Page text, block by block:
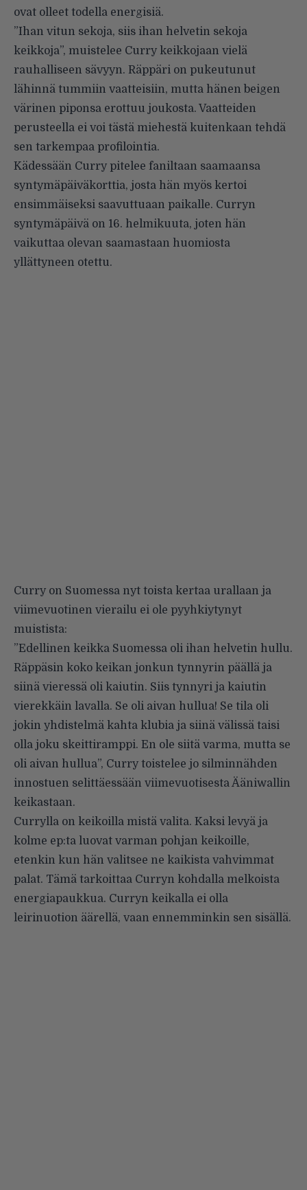
ovat olleet todella energisiä.
”Ihan vitun sekoja, siis ihan helvetin sekoja
keikkoja”, muistelee Curry keikkojaan vielä
rauhalliseen sävyyn. Räppäri on pukeutunut
lähinnä tummiin vaatteisiin, mutta hänen beigen
värinen piponsa erottuu joukosta. Vaatteiden
perusteella ei voi tästä miehestä kuitenkaan tehdä
sen tarkempaa profilointia.
Kädessään Curry pitelee faniltaan saamaansa
syntymäpäiväkorttia, josta hän myös kertoi
ensimmäiseksi saavuttuaan paikalle. Curryn
syntymäpäivä on 16. helmikuuta, joten hän
vaikuttaa olevan saamastaan huomiosta
yllättyneen otettu.
Curry on Suomessa nyt toista kertaa urallaan ja
viimevuotinen vierailu ei ole pyyhkiytynyt
muistista:
”Edellinen keikka Suomessa oli ihan helvetin hullu.
Räppäsin koko keikan jonkun tynnyrin päällä ja
siinä vieressä oli kaiutin. Siis tynnyri ja kaiutin
vierekkäin lavalla. Se oli aivan hullua! Se tila oli
jokin yhdistelmä kahta klubia ja siinä välissä taisi
olla joku skeittiramppi. En ole siitä varma, mutta se
oli aivan hullua”, Curry toistelee jo silminnähden
innostuen selittäessään viimevuotisesta Ääniwallin
keikastaan.
Currylla on keikoilla mistä valita. Kaksi levyä ja
kolme ep:ta luovat varman pohjan keikoille,
etenkin kun hän valitsee ne kaikista vahvimmat
palat. Tämä tarkoittaa Curryn kohdalla melkoista
energiapaukkua. Curryn keikalla ei olla
leirinuotion äärellä, vaan ennemminkin sen sisällä.